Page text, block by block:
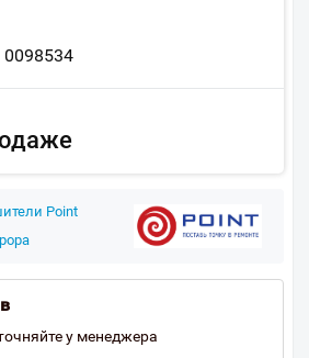
0098534
Point
у менеджера